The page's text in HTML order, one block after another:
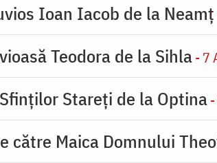
Ioan Iacob de la Neamț
Teodora de la Sihla- 7
Stareți de la Optina
către Maica Domnului